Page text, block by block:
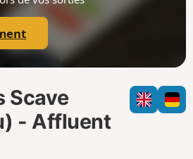
p
Scave
- Affluent